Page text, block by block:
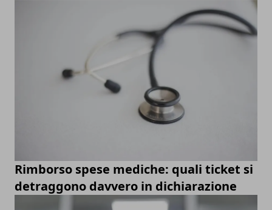
Rimborso spese mediche: quali ticket si
detraggono davvero in dichiarazione